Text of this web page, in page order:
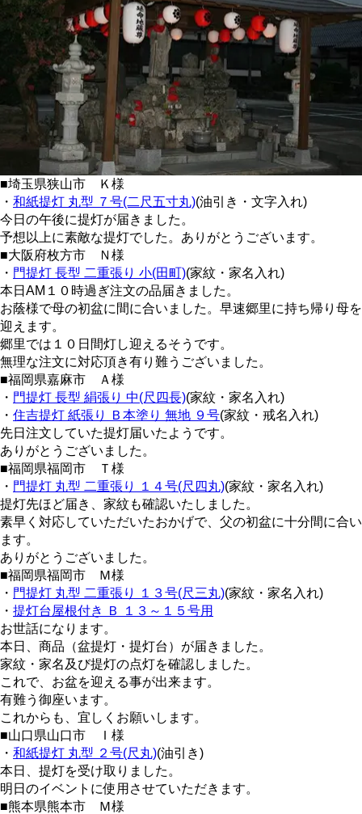
■埼玉県狭山市 Ｋ様
・ 和紙提灯 丸型 ７号(二尺五寸丸)(油引き・文字入れ)
今日の午後に提灯が届きました。
予想以上に素敵な提灯でした。ありがとうございます。
■大阪府枚方市 Ｎ様
・ 門提灯 長型 二重張り 小(田町)(家紋・家名入れ)
本日AM１０時過ぎ注文の品届きました。
お蔭様で母の初盆に間に合いました。早速郷里に持ち帰り母を
迎えます。
郷里では１０日間灯し迎えるそうです。
無理な注文に対応頂き有り難うございました。
■福岡県嘉麻市 Ａ様
・ 門提灯 長型 絹張り 中(尺四長)(家紋・家名入れ)
・ 住吉提灯 紙張り Ｂ本塗り 無地 ９号(家紋・戒名入れ)
先日注文していた提灯届いたようです。
ありがとうございました。
■福岡県福岡市 Ｔ様
・ 門提灯 丸型 二重張り １４号(尺四丸)(家紋・家名入れ)
提灯先ほど届き、家紋も確認いたしました。
素早く対応していただいたおかげで、父の初盆に十分間に合い
ます。
ありがとうございました。
■福岡県福岡市 Ｍ様
・ 門提灯 丸型 二重張り １３号(尺三丸)(家紋・家名入れ)
・ 提灯台屋根付き Ｂ １３～１５号用
お世話になります。
本日、商品（盆提灯・提灯台）が届きました。
家紋・家名及び提灯の点灯を確認しました。
これで、お盆を迎える事が出来ます。
有難う御座います。
これからも、宜しくお願いします。
■山口県山口市 Ｉ様
・ 和紙提灯 丸型 ２号(尺丸)(油引き)
本日、提灯を受け取りました。
明日のイベントに使用させていただきます。
■熊本県熊本市 Ｍ様